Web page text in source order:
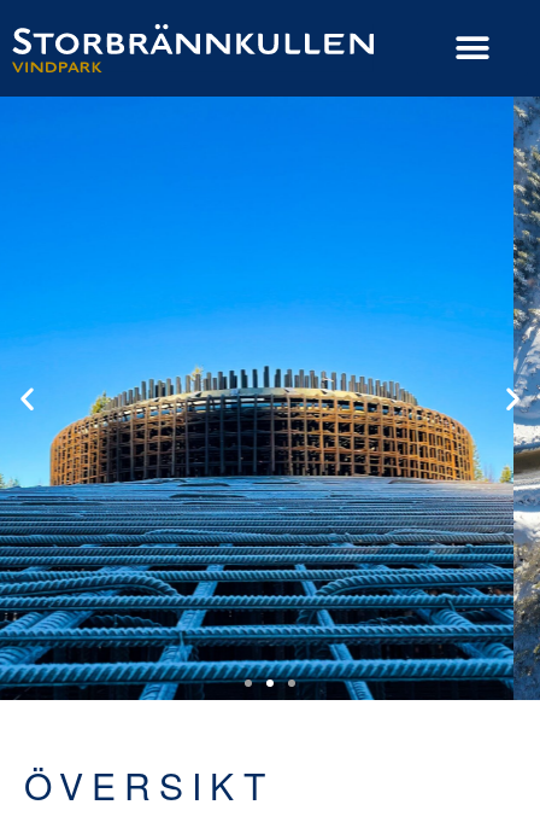
ÖVERSIKT